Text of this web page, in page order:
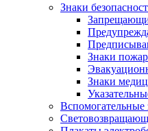
Знаки
Знаки
Знаки
Вспомогательные